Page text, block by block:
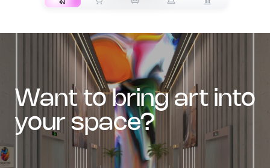
want to bring art into
your space?